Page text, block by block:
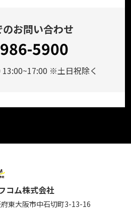
お問い合わせ
5900
※土日祝除く
コム株式会社
東大阪市中石切町3-13-16